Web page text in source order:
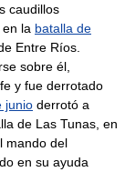
caudillos
la batalla de
Entre Ríos.
sobre él,
y fue derrotado
junio derrotó a
de Las Tunas, en
mando del
en su ayuda